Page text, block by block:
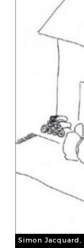
Simon Jacquard,